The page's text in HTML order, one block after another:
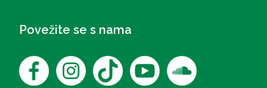
Povežite se s nama